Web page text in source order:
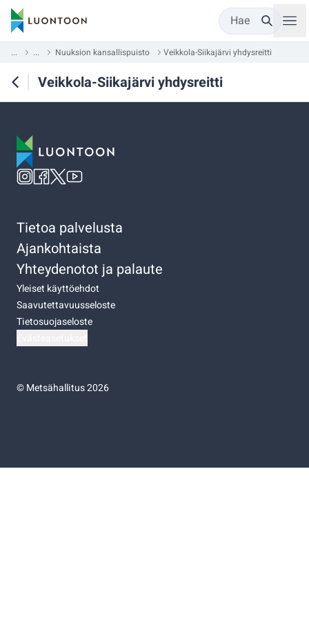
Hae
... ... Nuuksion kansallispuisto Veikkola-Siikajärvi yhdysreitti
Veikkola-Siikajärvi yhdysreitti
Tietoa palvelusta
Ajankohtaista
Yhteydenotot ja palaute
Yleiset käyttöehdot
Saavutettavuusseloste
Tietosuojaseloste
©Metsähallitus 2026